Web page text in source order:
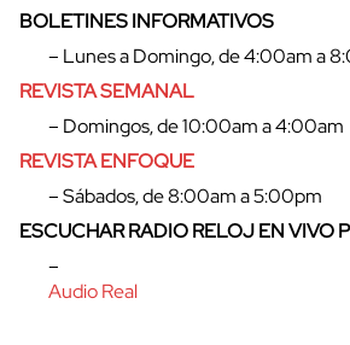
BOLETINES INFORMATIVOS
– Lunes a Domingo, de 4:00am a
REVISTA SEMANAL
– Domingos, de 10:00am a 4:00am
REVISTA ENFOQUE
– Sábados, de 8:00am a 5:00pm
ESCUCHAR RADIO RELOJ EN VIVO
–
Audio Real